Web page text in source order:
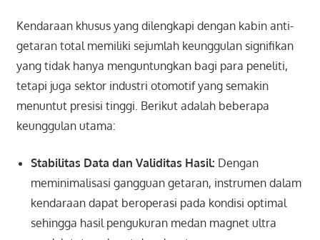
Kendaraan khusus yang dilengkapi dengan kabin anti-
getaran total memiliki sejumlah keunggulan signifikan
yang tidak hanya menguntungkan bagi para peneliti,
tetapi juga sektor industri otomotif yang semakin
menuntut presisi tinggi. Berikut adalah beberapa
keunggulan utama:
Stabilitas Data dan Validitas Hasil: Dengan
meminimalisasi gangguan getaran, instrumen dalam
kendaraan dapat beroperasi pada kondisi optimal
sehingga hasil pengukuran medan magnet ultra